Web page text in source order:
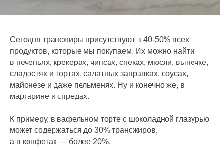
Сегодня трансжиры присутствуют в 40-50% всех
продуктов, которые мы покупаем. Их можно найти
в печеньях, крекерах, чипсах, снеках, мюсли, выпечке,
сладостях и тортах, салатных заправках, соусах,
майонезе и даже пельменях. Ну и конечно же, в
маргарине и спредах.
К примеру, в вафельном торте с шоколадной глазурью
может содержаться до 30% трансжиров,
а в конфетах — более 20%.